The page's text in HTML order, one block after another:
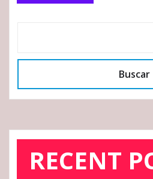
Buscar
RECENT